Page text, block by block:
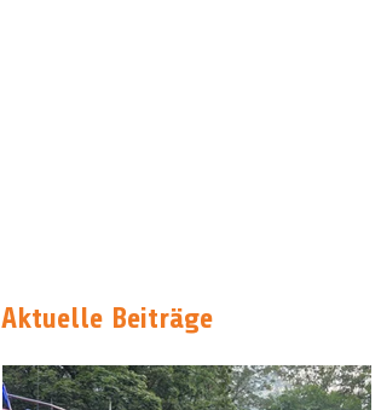
Aktuelle Beiträge